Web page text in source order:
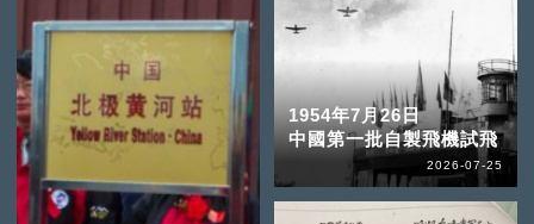
1954年7月26日
中國第一批自製飛機試飛
2026-07-25